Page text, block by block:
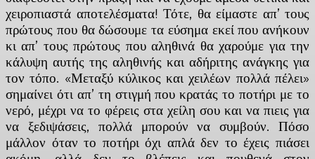
χειροπιαστά αποτελέσματα! Τότε, θα είμαστε απ’ τους
πρώτους που θα δώσουμε τα εύσημα εκεί που ανήκουν
κι απ’ τους πρώτους που αληθινά θα χαρούμε για την
κάλυψη αυτής της αληθινής και αδήριτης ανάγκης για
τον τόπο. «Μεταξύ κύλικος και χειλέων πολλά πέλει»
σημαίνει ότι απ’ τη στιγμή που κρατάς το ποτήρι με το
νερό, μέχρι να το φέρεις στα χείλη σου και να πιεις για
να ξεδιψάσεις, πολλά μπορούν να συμβούν. Πόσο
μάλλον όταν το ποτήρι όχι απλά δεν το έχεις πιάσει